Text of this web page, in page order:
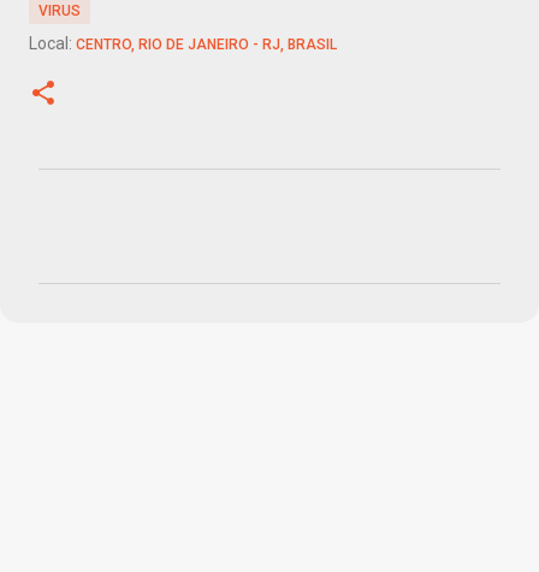
VIRUS
Local: CENTRO, RIO DE JANEIRO - RJ, BRASIL
m